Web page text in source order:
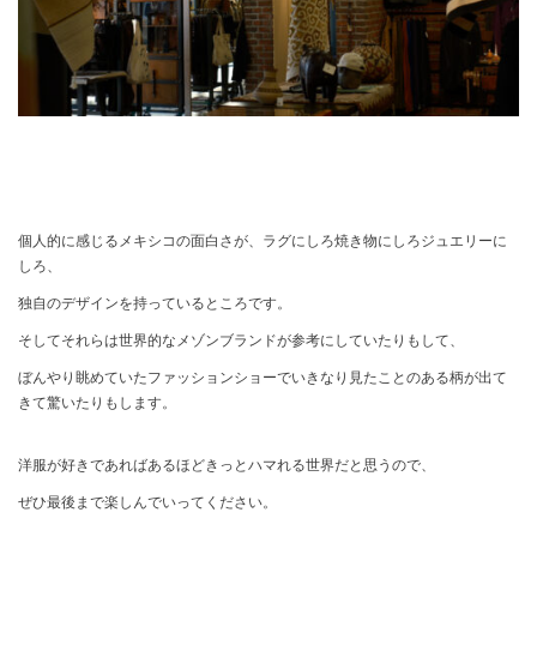
個人的に感じるメキシコの面白さが、ラグにしろ焼き物にしろジュエリーに
しろ、
独自のデザインを持っているところです。
そしてそれらは世界的なメゾンブランドが参考にしていたりもして、
ぼんやり眺めていたファッションショーでいきなり見たことのある柄が出て
きて驚いたりもします。
洋服が好きであればあるほどきっとハマれる世界だと思うので、
ぜひ最後まで楽しんでいってください。